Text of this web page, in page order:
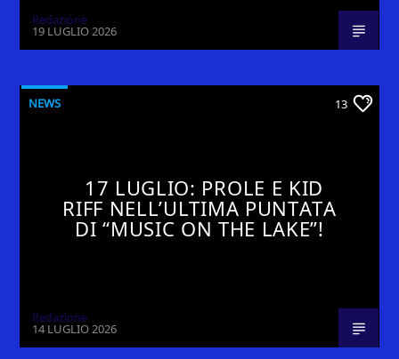
Redazione
19 LUGLIO 2026
NEWS 13
17 LUGLIO: PROLE E KID
RIFF NELL’ULTIMA PUNTATA
DI “MUSIC ON THE LAKE”!
Redazione
14 LUGLIO 2026